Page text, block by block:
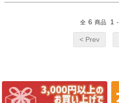
全 6 商品 1 -
< Prev